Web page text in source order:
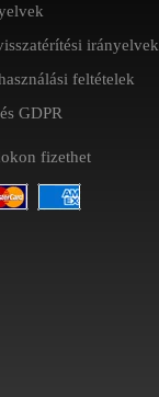
irányelvek
feltételek
GDPR
fizethet